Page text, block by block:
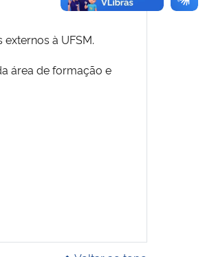
à UFSM.
área de formação e